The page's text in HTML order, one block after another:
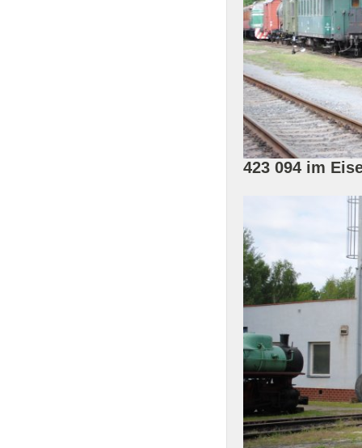
423 094 im